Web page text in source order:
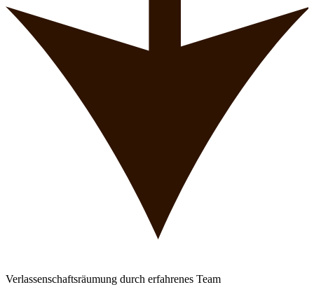
Verlassenschaftsräumung durch erfahrenes Team